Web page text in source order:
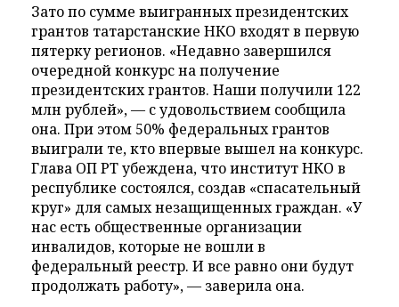
Зато по сумме выигранных президентских
грантов татарстанские НКО входят в первую
пятерку регионов. «Недавно завершился
очередной конкурс на получение
президентских грантов. Наши получили 122
млн рублей», — с удовольствием сообщила
она. При этом 50% федеральных грантов
выиграли те, кто впервые вышел на конкурс.
Глава ОП РТ убеждена, что институт НКО в
республике состоялся, создав «спасательный
круг» для самых незащищенных граждан. «У
нас есть общественные организации
инвалидов, которые не вошли в
федеральный реестр. И все равно они будут
продолжать работу», — заверила она.